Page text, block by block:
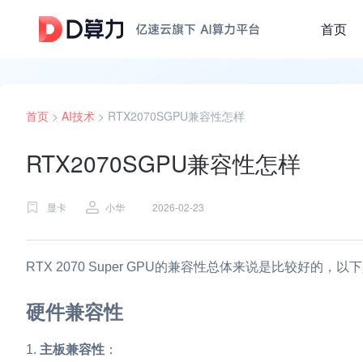
首页
首页 > AI技术 > RTX2070SGPU兼容性怎样
RTX2070SGPU兼容性怎样
显卡 小华 2026-02-23
RTX 2070 Super GPU的兼容性总体来说是比较好的，以
硬件兼容性
主板兼容性 ：